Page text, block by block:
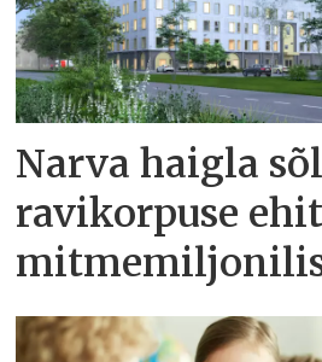
Narva haigla
ravikorpuse